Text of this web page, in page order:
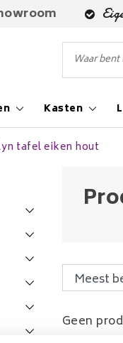
Kasten
tafel eiken hout
Geen